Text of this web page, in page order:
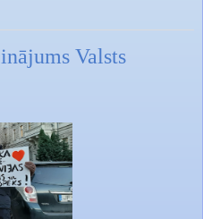
Valsts